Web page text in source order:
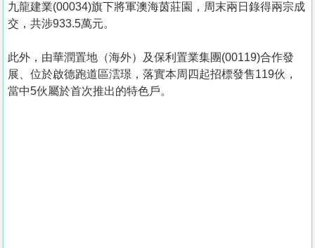
九龍建業(00034)旗下將軍澳海茵莊園，周末兩日錄得兩宗成
交，共涉933.5萬元。
此外，由華潤置地（海外）及保利置業集團(00119)合作發
展、位於啟德跑道區澐璟，落實本周四起招標發售119伙，
當中5伙屬於首次推出的特色戶。